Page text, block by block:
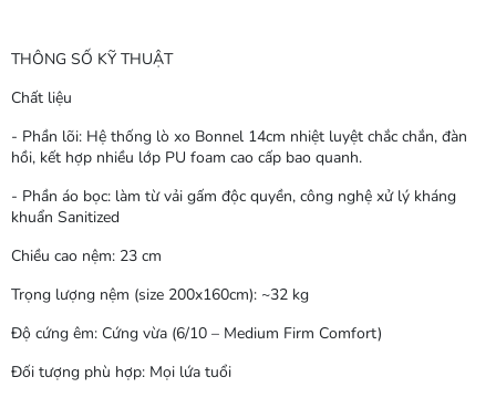
THÔNG SỐ KỸ THUẬT
Chất liệu
- Phần lõi: Hệ thống lò xo Bonnel 14cm nhiệt luyệt chắc chắn, đàn
hồi, kết hợp nhiều lớp PU foam cao cấp bao quanh.
- Phần áo bọc: làm từ vải gấm độc quyền, công nghệ xử lý kháng
khuẩn Sanitized
Chiều cao nệm: 23 cm
Trọng lượng nệm (size 200x160cm): ~32 kg
Độ cứng êm: Cứng vừa (6/10 – Medium Firm Comfort)
Đối tượng phù hợp: Mọi lứa tuổi